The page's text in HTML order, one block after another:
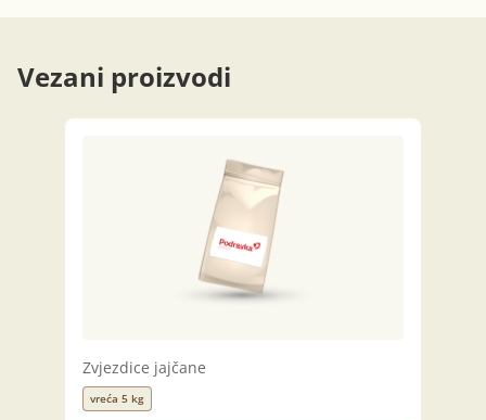
Vezani proizvodi
Zvjezdice jajčane
vreća 5 kg